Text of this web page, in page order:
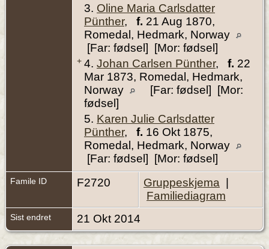
3. Oline Maria Carlsdatter
Pünther, f. 21 Aug 1870,
Romedal, Hedmark, Norway
[Far: fødsel] [Mor: fødsel]
+ 4. Johan Carlsen Pünther, f. 22
Mar 1873, Romedal, Hedmark,
Norway
[Far: fødsel] [Mor:
fødsel]
5. Karen Julie Carlsdatter
Pünther, f. 16 Okt 1875,
Romedal, Hedmark, Norway
[Far: fødsel] [Mor: fødsel]
Famile ID F2720 Gruppeskjema
Familiediagram
Sist endret 21 Okt 2014